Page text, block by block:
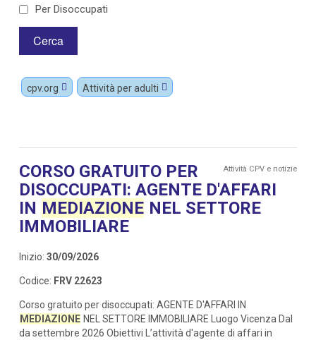
Per Disoccupati
cpv.org Attività per adulti
Attività CPV e notizie
CORSO GRATUITO PER
DISOCCUPATI: AGENTE D'AFFARI
IN MEDIAZIONE NEL SETTORE
IMMOBILIARE
Inizio: 30/09/2026
Codice: FRV 22623
Corso gratuito per disoccupati: AGENTE D'AFFARI IN
MEDIAZIONE NEL SETTORE IMMOBILIARE Luogo Vicenza Dal
da settembre 2026 Obiettivi L’attività d'agente di affari in